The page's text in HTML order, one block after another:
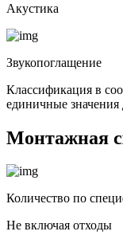
Акустика
Звукопоглащение
Классификация в
единичные
Монтажная
Количество по
Не включая отходы